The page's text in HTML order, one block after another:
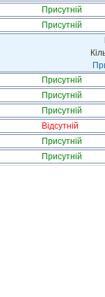
Присутній
Присутній
Присутній
Присутній
Присутній
Відсутній
Присутній
Присутній